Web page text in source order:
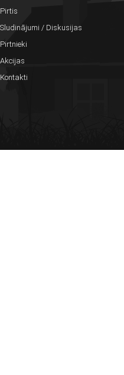
Pirtis
Sludinājumi / Diskusijas
Pirtnieki
Akcijas
Kontakti